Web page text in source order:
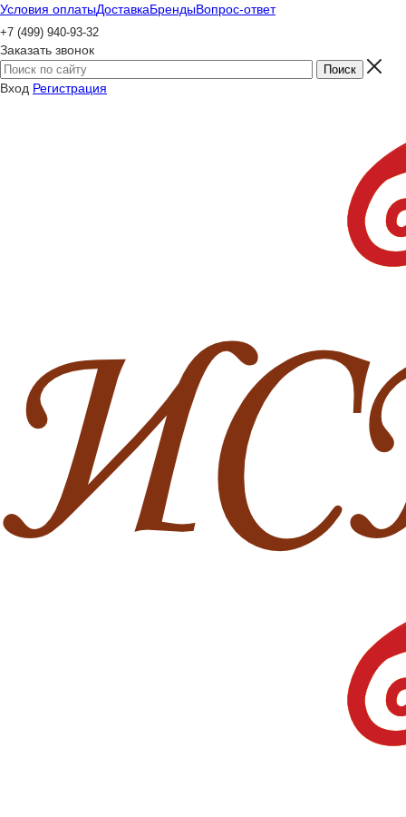
Условия оплатыДоставкаБрендыВопрос-ответ
+7 (499) 940-93-32
Заказать звонок
Вход Регистрация